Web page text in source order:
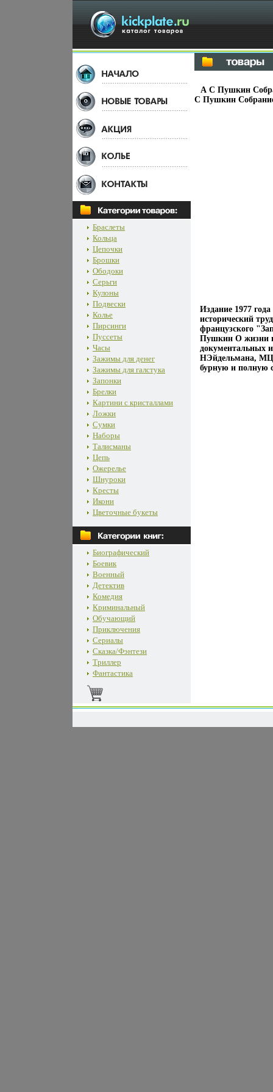
Браслеты
Кольца
Цепочки
Брошки
Ободоки
Серьги
Кулоны
Подвески
Колье
Пирсинги
Пуссеты
Часы
Зажимы для денег
Зажимы для галстука
Запонки
Брелки
Картини с кристаллами
Ложки
Сумки
Наборы
Талисманы
Цепь
Ожерелье
Шнуроки
Кресты
Икони
Цветочные букеты
Биографический
Боевик
Военный
Детектив
Комедия
Криминальный
Обучающий
Приключения
Сериалы
Сказка/Фэнтези
Триллер
Фантастика
А С Пушкин
С Пушкин Собрание
Издание 1977
исторический
французского
Пушкин О жизни и
документальных
НЭйдельмана,
бурную и полную